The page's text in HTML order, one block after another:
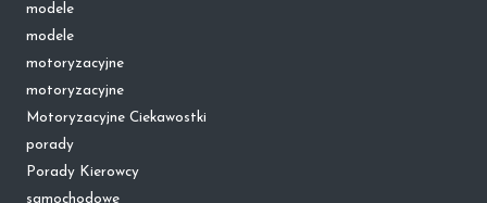
modele
modele
motoryzacyjne
motoryzacyjne
Motoryzacyjne Ciekawostki
porady
Porady Kierowcy
samochodowe